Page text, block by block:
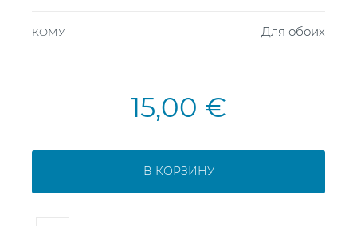
КОМУ Для обоих
15,00 €
В КОРЗИНУ